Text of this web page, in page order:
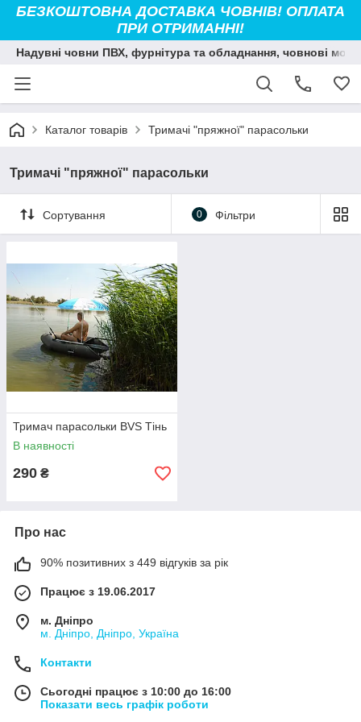
БЕЗКОШТОВНА ДОСТАВКА ЧОВНІВ! ОПЛАТА
ПРИ ОТРИМАННІ!
Надувні човни ПВХ, фурнітура та обладнання, човнові
Каталог товарів Тримачі "пряжної" парасольки
Тримачі "пряжної" парасольки
Сортування 0 Фільтри
Тримач парасольки BVS Тінь
В наявності
290 ₴
Про нас
90% позитивних з 449 відгуків за рік
Працює з 19.06.2017
м. Дніпро
м. Дніпро, Дніпро, Україна
Контакти
Сьогодні працює з 10:00 до 16:00
Показати весь графік роботи